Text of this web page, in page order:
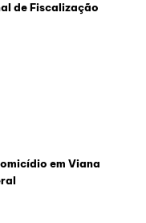
de Fiscalização
em Viana